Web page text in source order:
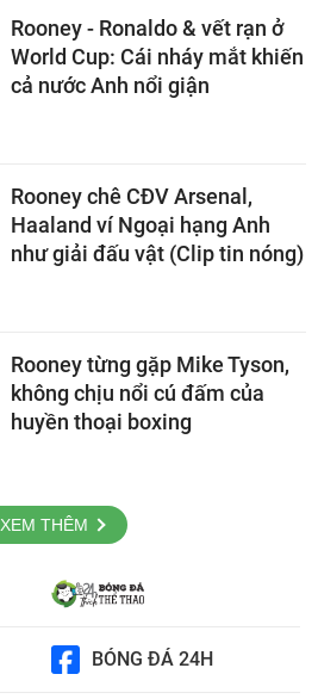
Rooney - Ronaldo & vết rạn ở
World Cup: Cái nháy mắt khiến
cả nước Anh nổi giận
Rooney chê CĐV Arsenal,
Haaland ví Ngoại hạng Anh
như giải đấu vật (Clip tin nóng)
Rooney từng gặp Mike Tyson,
không chịu nổi cú đấm của
huyền thoại boxing
XEM THÊM
BÓNG ĐÁ 24H